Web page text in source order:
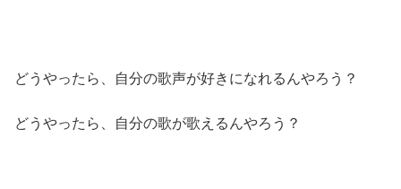
どうやったら、自分の歌声が好きになれるんやろう？
どうやったら、自分の歌が歌えるんやろう？